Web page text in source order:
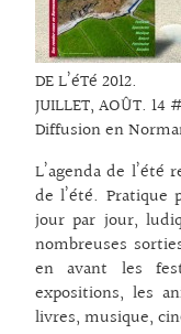
DE L’éTé 2012.
JUILLET, AOÛT.
Diffusion en
L’agenda de
de l’été. Pratique
jour par jour,
nombreuses
en avant les
expositions, les
livres, musique,